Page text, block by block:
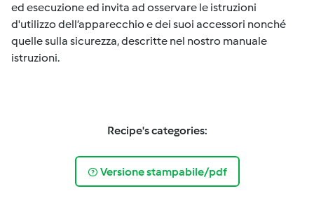
ed esecuzione ed invita ad osservare le istruzioni
d'utilizzo dell’apparecchio e dei suoi accessori nonché
quelle sulla sicurezza, descritte nel nostro manuale
istruzioni.
Recipe's categories:
Versione stampabile/pdf